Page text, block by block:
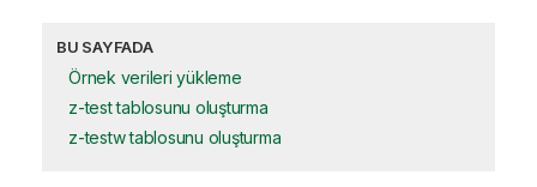
BU SAYFADA
Örnek verileri yükleme
z-test tablosunu oluşturma
z-testw tablosunu oluşturma